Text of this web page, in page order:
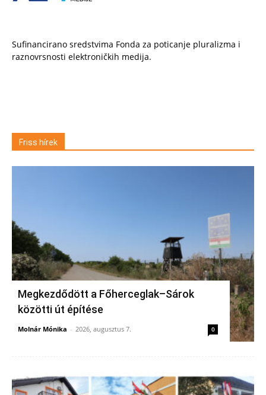
Sufinancirano sredstvima Fonda za poticanje pluralizma i
raznovrsnosti elektroničkih medija.
Friss hírek
Megkezdődött a Főherceglak–Sárok
közötti út építése
Molnár Mónika - 2026, augusztus 7. 0